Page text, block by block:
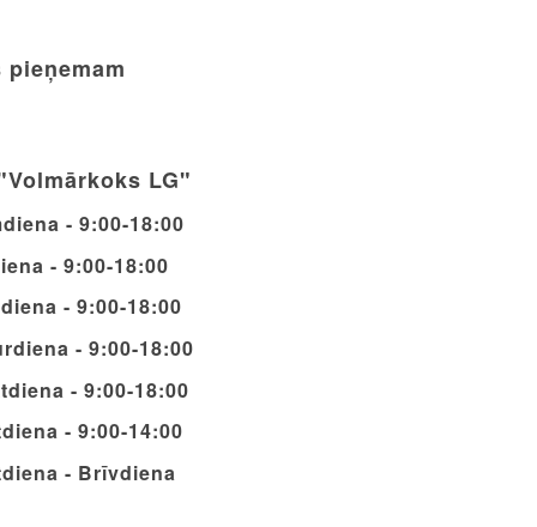
pieņemam
LG"
- 9:00-18:00
- 9:00-18:00
- 9:00-18:00
- 9:00-18:00
- 9:00-18:00
- 9:00-14:00
- Brīvdiena